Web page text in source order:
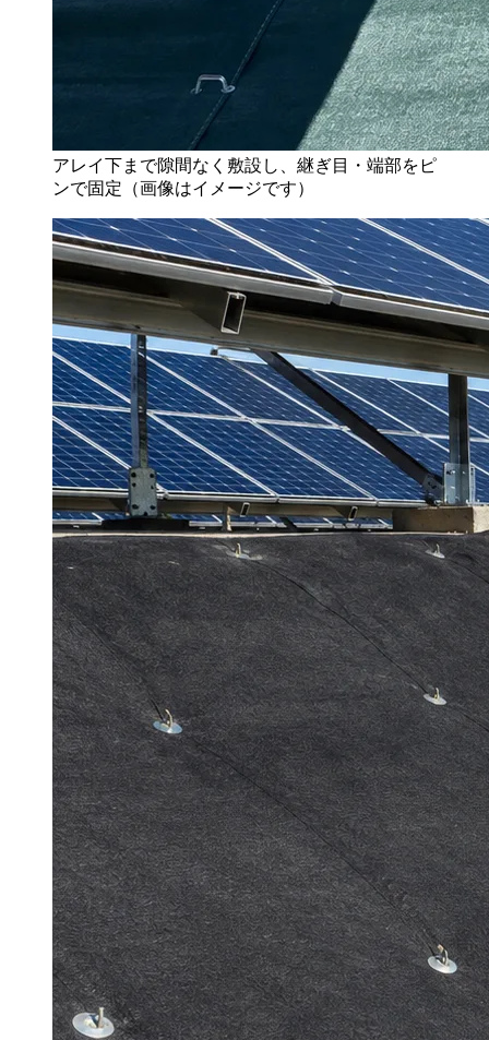
アレイ下まで隙間なく敷設し、継ぎ目・端部をピ
ンで固定（画像はイメージです）